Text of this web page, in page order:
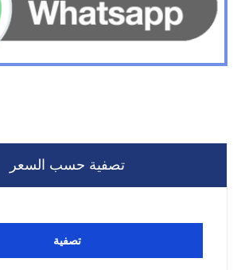
تصفية حسب السعر
تصفية